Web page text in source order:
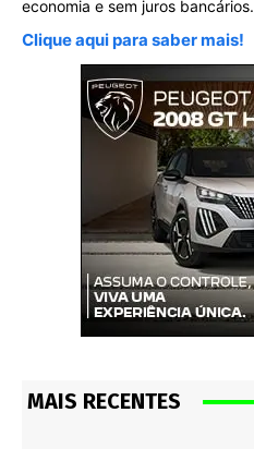
economia e sem juros bancários.
Clique aqui para saber mais!
MAIS RECENTES